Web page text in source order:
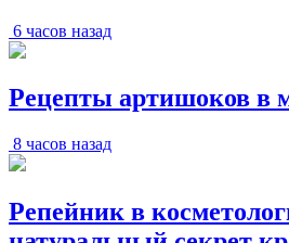
6 часов назад
Рецепты артишоков в
8 часов назад
Репейник в